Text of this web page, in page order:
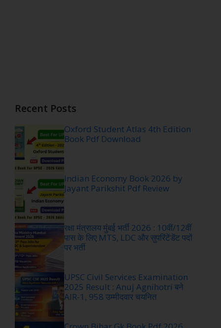
Recent Posts
Oxford Student Atlas 4th Edition
Book Pdf Download
Indian Economy Book 2026 by
Jayant Parikshit Pdf Review
रक्षा मंत्रालय मुंबई भर्ती 2026 : 10वीं/12वीं
पास के लिए MTS, LDC और सुपरिंटेंडेंट पदों
पर भर्ती
UPSC Civil Services Examination
2025 Result : Anuj Agnihotri बने
AIR-1, 958 उम्मीदवार चयनित